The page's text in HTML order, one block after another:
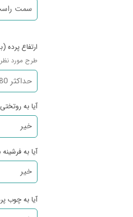
ارتفاع پرده
طرح مورد
آیا به
آیا به
آیا به چوب